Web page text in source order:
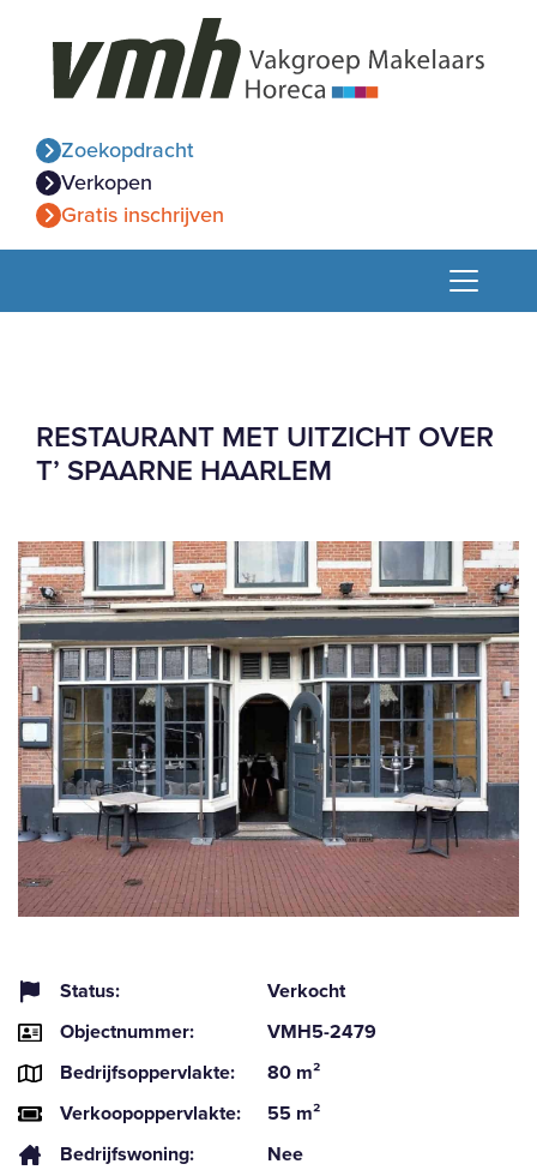
Zoekopdracht
Verkopen
Gratis inschrijven
RESTAURANT MET UITZICHT OVER
T’ SPAARNE HAARLEM
Status:
Verkocht
Objectnummer:
VMH5-2479
Bedrijfsoppervlakte:
80 m²
Verkoopoppervlakte:
55 m²
Bedrijfswoning:
Nee